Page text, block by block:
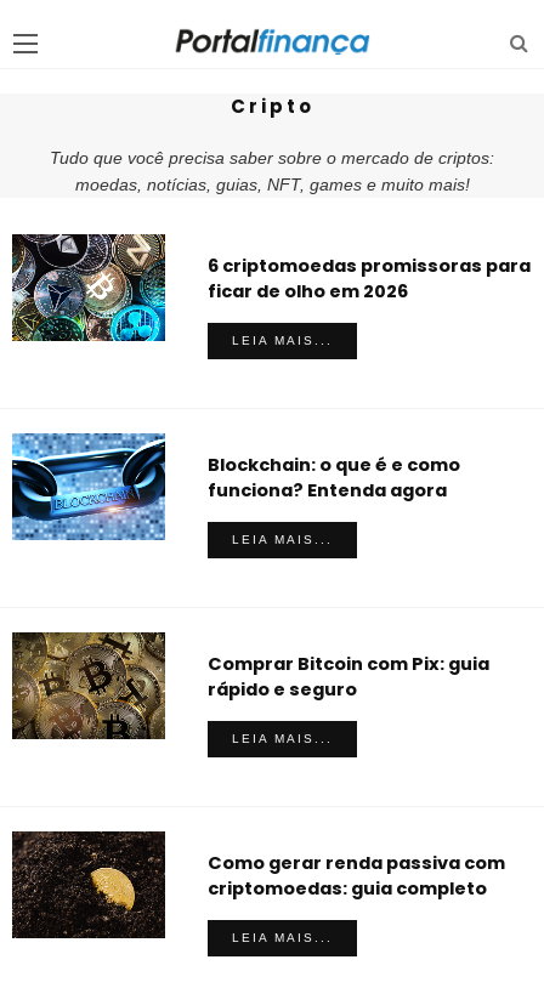
Cripto
Tudo que você precisa saber sobre o mercado de criptos:
moedas, notícias, guias, NFT, games e muito mais!
6 criptomoedas promissoras para
ficar de olho em 2026
LEIA MAIS...
Blockchain: o que é e como
funciona? Entenda agora
LEIA MAIS...
Comprar Bitcoin com Pix: guia
rápido e seguro
LEIA MAIS...
Como gerar renda passiva com
criptomoedas: guia completo
LEIA MAIS...